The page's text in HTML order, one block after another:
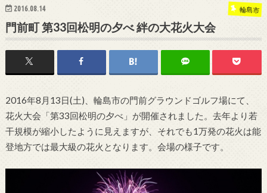
2016.08.14 輪島市
門前町 第33回松明の夕べ 絆の大花火大会
2016年8月13日(土)、輪島市の門前グラウンドゴルフ場にて、
花火大会「第33回松明の夕べ」が開催されました。去年より若
干規模が縮小したように見えますが、それでも1万発の花火は能
登地方では最大級の花火となります。会場の様子です。